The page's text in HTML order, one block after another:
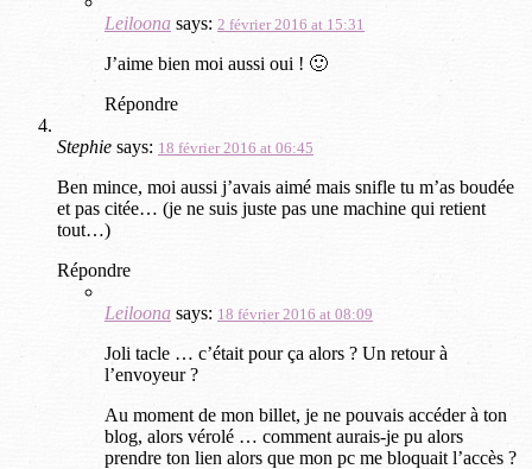
Leiloona says: 2 février 2016 at 15:31
J’aime bien moi aussi oui ! 🙂
Répondre
Stephie says: 18 février 2016 at 06:45
Ben mince, moi aussi j’avais aimé mais snifle tu m’as boudée
et pas citée… (je ne suis juste pas une machine qui retient
tout…)
Répondre
Leiloona says: 18 février 2016 at 08:09
Joli tacle … c’était pour ça alors ? Un retour à
l’envoyeur ?
Au moment de mon billet, je ne pouvais accéder à ton
blog, alors vérolé … comment aurais-je pu alors
prendre ton lien alors que mon pc me bloquait l’accès ?